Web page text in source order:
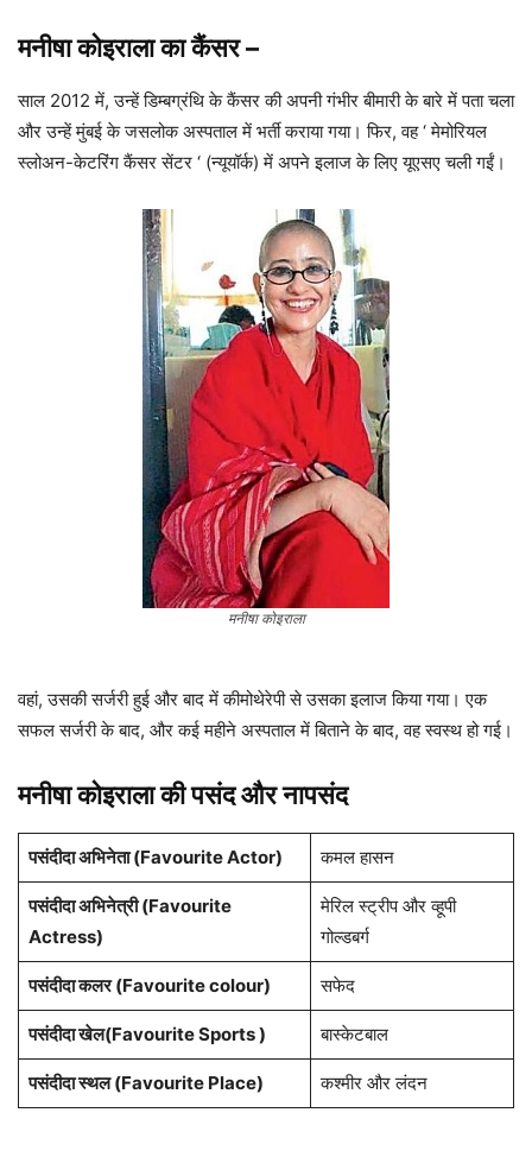
मनीषा कोइरालाका कैंसर–
साल 2012 में, उन्हें डिम्बग्रंथि के कैंसर की अपनी गंभीर बीमारी के बारे में पता चला
और उन्हें मुंबई के जसलोक अस्पताल में भर्ती कराया गया। फिर, वह ‘ मेमोरियल
स्लोअन-केटरिंग कैंसर सेंटर ‘ (न्यूयॉर्क) में अपने इलाज के लिए यूएसए चली गईं।
मनीषा कोइराला
वहां, उसकी सर्जरी हुई और बाद में कीमोथेरेपी से उसका इलाज किया गया। एक
सफल सर्जरी के बाद, और कई महीने अस्पताल में बिताने के बाद, वह स्वस्थ हो गई।
मनीषा कोइरालाकी पसंद और नापसंद
पसंदीदा अभिनेता (Favourite Actor) कमल हासन
पसंदीदा अभिनेत्री (Favourite
Actress)
मेरिल स्ट्रीप और व्हूपी
गोल्डबर्ग
पसंदीदा कलर (Favourite colour) सफेद
पसंदीदा खेल(Favourite Sports ) बास्केटबाल
पसंदीदा स्थल (Favourite Place) कश्मीर और लंदन